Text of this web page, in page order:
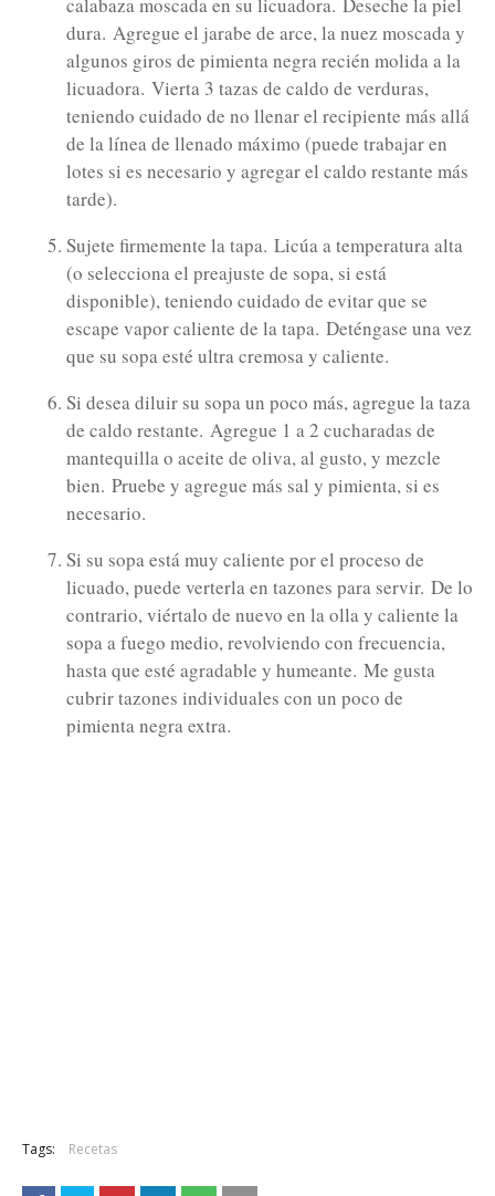
dura. Agregue el jarabe de arce, la nuez moscada y
algunos giros de pimienta negra recién molida a la
licuadora. Vierta 3 tazas de caldo de verduras,
teniendo cuidado de no llenar el recipiente más allá
de la línea de llenado máximo (puede trabajar en
lotes si es necesario y agregar el caldo restante más
tarde).
Sujete firmemente la tapa. Licúa a temperatura alta
(o selecciona el preajuste de sopa, si está
disponible), teniendo cuidado de evitar que se
escape vapor caliente de la tapa. Deténgase una vez
que su sopa esté ultra cremosa y caliente.
Si desea diluir su sopa un poco más, agregue la taza
de caldo restante. Agregue 1 a 2 cucharadas de
mantequilla o aceite de oliva, al gusto, y mezcle
bien. Pruebe y agregue más sal y pimienta, si es
necesario.
Si su sopa está muy caliente por el proceso de
licuado, puede verterla en tazones para servir. De lo
contrario, viértalo de nuevo en la olla y caliente la
sopa a fuego medio, revolviendo con frecuencia,
hasta que esté agradable y humeante. Me gusta
cubrir tazones individuales con un poco de
pimienta negra extra.
Tags: Recetas